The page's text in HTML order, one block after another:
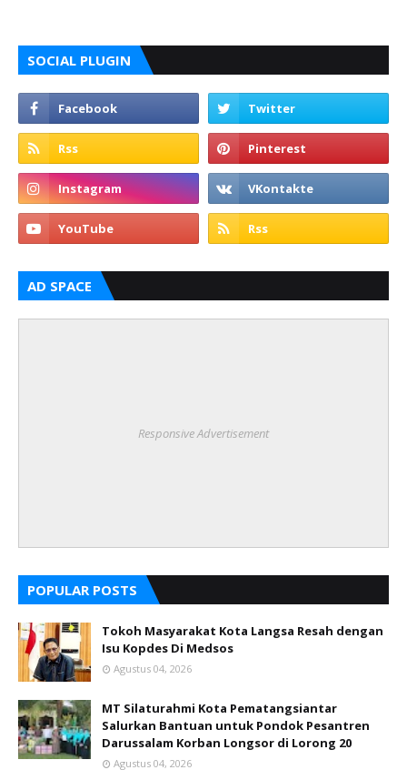
SOCIAL PLUGIN
AD SPACE
Responsive Advertisement
POPULAR POSTS
Tokoh Masyarakat Kota Langsa Resah dengan
Isu Kopdes Di Medsos
Agustus 04, 2026
MT Silaturahmi Kota Pematangsiantar
Salurkan Bantuan untuk Pondok Pesantren
Darussalam Korban Longsor di Lorong 20
Agustus 04, 2026